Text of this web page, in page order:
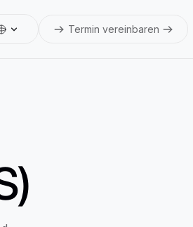
Termin vereinbaren